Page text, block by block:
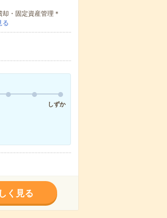
・固定資産管理＊
る
しずか
く見る